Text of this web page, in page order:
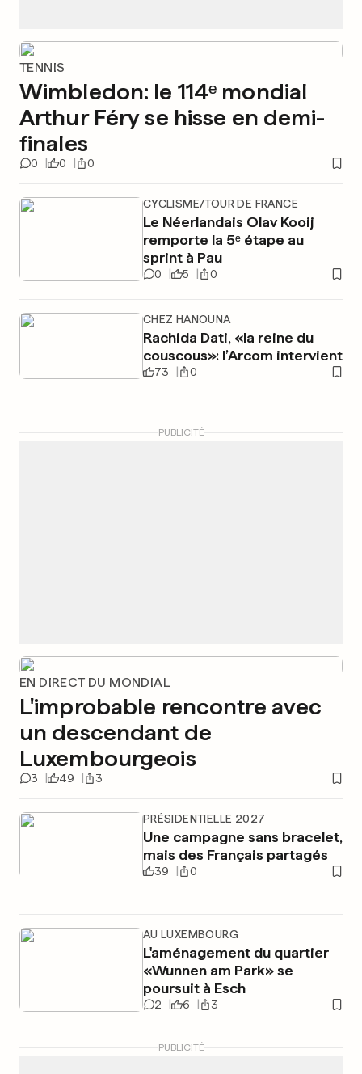
TENNIS
Wimbledon: le 114ᵉ mondial
Arthur Féry se hisse en demi-
finales
0 0 0
CYCLISME/TOUR DE FRANCE
Le Néerlandais Olav Kooij
remporte la 5ᵉ étape au
sprint à Pau
0 5 0
CHEZ HANOUNA
Rachida Dati, «la reine du
couscous»: l’Arcom intervient
73 0
PUBLICITÉ
EN DIRECT DU MONDIAL
L'improbable rencontre avec
un descendant de
Luxembourgeois
3 49 3
PRÉSIDENTIELLE 2027
Une campagne sans bracelet,
mais des Français partagés
39 0
AU LUXEMBOURG
L'aménagement du quartier
«Wunnen am Park» se
poursuit à Esch
2 6 3
PUBLICITÉ